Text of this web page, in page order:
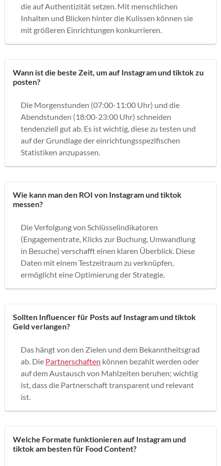
die auf Authentizität setzen. Mit menschlichen
Inhalten und Blicken hinter die Kulissen können sie
mit größeren Einrichtungen konkurrieren.
Wann ist die beste Zeit, um auf Instagram und tiktok zu
posten?
Die Morgenstunden (07:00-11:00 Uhr) und die
Abendstunden (18:00-23:00 Uhr) schneiden
tendenziell gut ab. Es ist wichtig, diese zu testen und
auf der Grundlage der einrichtungsspezifischen
Statistiken anzupassen.
Wie kann man den ROI von Instagram und tiktok
messen?
Die Verfolgung von Schlüsselindikatoren
(Engagementrate, Klicks zur Buchung, Umwandlung
in Besuche) verschafft einen klaren Überblick. Diese
Daten mit einem Testzeitraum zu verknüpfen,
ermöglicht eine Optimierung der Strategie.
Sollten Influencer für Posts auf Instagram und tiktok
Geld verlangen?
Das hängt von den Zielen und dem Bekanntheitsgrad
ab. Die Partnerschaften können bezahlt werden oder
auf dem Austausch von Mahlzeiten beruhen; wichtig
ist, dass die Partnerschaft transparent und relevant
ist.
Welche Formate funktionieren auf Instagram und
tiktok am besten für Food Content?